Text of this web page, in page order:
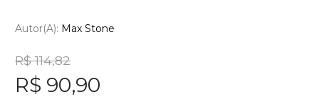
Autor(a): Max Stone
R$ 114,82
R$ 90,90